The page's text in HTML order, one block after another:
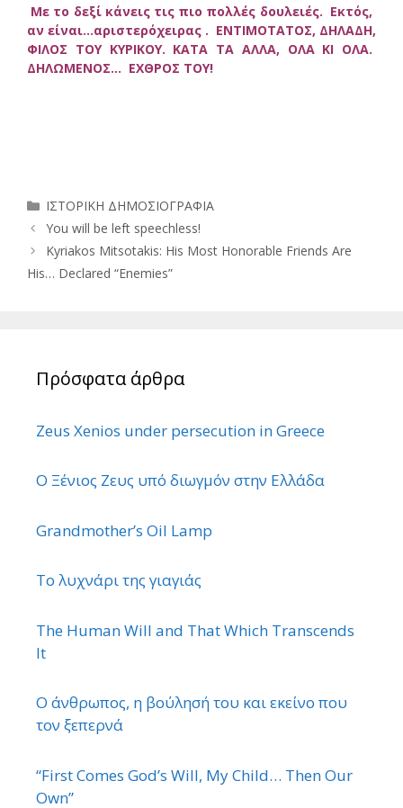
Με το δεξί κάνεις τις πιο πολλές δουλειές. Εκτός,
αν είναι…αριστερόχειρας . ΕΝΤΙΜΟΤΑΤΟΣ, ΔΗΛΑΔΗ,
ΦΙΛΟΣ ΤΟΥ ΚΥΡΙΚΟΥ. ΚΑΤΑ ΤΑ ΑΛΛΑ, ΟΛΑ ΚΙ ΟΛΑ.
ΔΗΛΩΜΕΝΟΣ… ΕΧΘΡΟΣ ΤΟΥ!
Κατηγορίες
ΙΣΤΟΡΙΚΗ ΔΗΜΟΣΙΟΓΡΑΦΙΑ
You will be left speechless!
Kyriakos Mitsotakis: His Most Honorable Friends Are
His… Declared “Enemies”
Πρόσφατα άρθρα
Zeus Xenios under persecution in Greece
Ο Ξένιος Ζευς υπό διωγμόν στην Ελλάδα
Grandmother’s Oil Lamp
Το λυχνάρι της γιαγιάς
The Human Will and That Which Transcends
It
Ο άνθρωπος, η βούλησή του και εκείνο που
τον ξεπερνά
“First Comes God’s Will, My Child… Then Our
Own”